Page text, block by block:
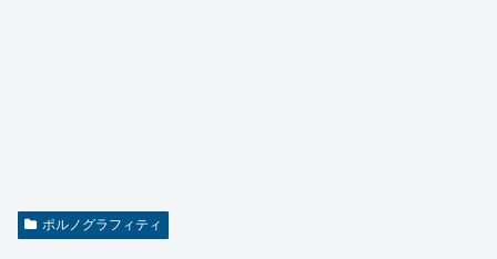
ポルノグラフィティ